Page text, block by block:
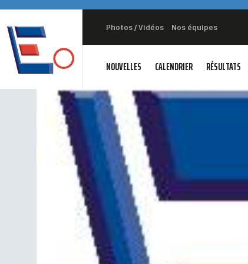
Photos / Vidéos Nos équipes
NOUVELLES CALENDRIER RÉSULTATS